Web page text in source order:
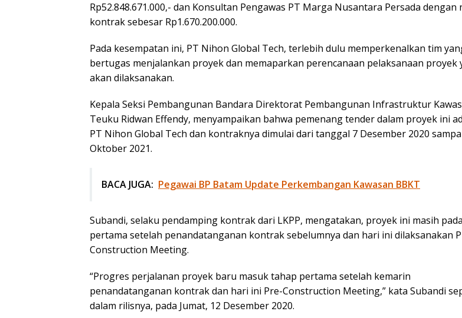
Rp52.848.671.000,- dan Konsultan Pengawas PT Marga Nusantara Persada dengan
kontrak sebesar Rp1.670.200.000.
Pada kesempatan ini, PT Nihon Global Tech, terlebih dulu memperkenalkan tim
bertugas menjalankan proyek dan memaparkan perencanaan pelaksanaan proyek
akan dilaksanakan.
Kepala Seksi Pembangunan Bandara Direktorat Pembangunan Infrastruktur
Teuku Ridwan Effendy, menyampaikan bahwa pemenang tender dalam proyek ini
PT Nihon Global Tech dan kontraknya dimulai dari tanggal 7 Desember 2020
Oktober 2021.
BACA JUGA: Pegawai BP Batam Update Perkembangan Kawasan BBKT
Subandi, selaku pendamping kontrak dari LKPP, mengatakan, proyek ini masih
pertama setelah penandatanganan kontrak sebelumnya dan hari ini dilaksanakan
Construction Meeting.
“Progres perjalanan proyek baru masuk tahap pertama setelah kemarin
penandatanganan kontrak dan hari ini Pre-Construction Meeting,” kata Subandi
dalam rilisnya, pada Jumat, 12 Desember 2020.